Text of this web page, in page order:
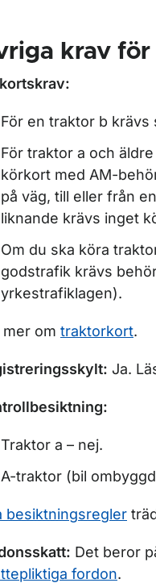
krav
För en traktor b
För traktor a och
körkort med AM-
på väg, till eller från
liknande krävs inget
Om du ska köra
godstrafik krävs
yrkestrafiklagen).
mer om traktorkort.
Ja.
Traktor a – nej.
A-traktor (bil
besiktningsregler
Det beror
fordon.